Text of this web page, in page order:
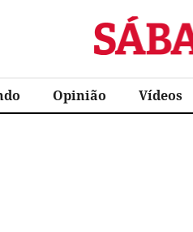
Sábado
Opinião Vídeos